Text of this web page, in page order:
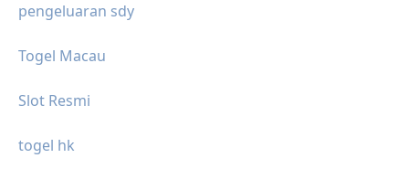
pengeluaran sdy
Togel Macau
Slot Resmi
togel hk